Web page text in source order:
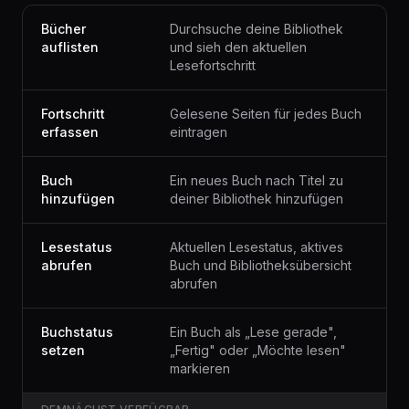
Bücher
auflisten
Durchsuche deine Bibliothek
und sieh den aktuellen
Lesefortschritt
Fortschritt
erfassen
Gelesene Seiten für jedes Buch
eintragen
Buch
hinzufügen
Ein neues Buch nach Titel zu
deiner Bibliothek hinzufügen
Lesestatus
abrufen
Aktuellen Lesestatus, aktives
Buch und Bibliotheksübersicht
abrufen
Buchstatus
setzen
Ein Buch als „Lese gerade",
„Fertig" oder „Möchte lesen"
markieren